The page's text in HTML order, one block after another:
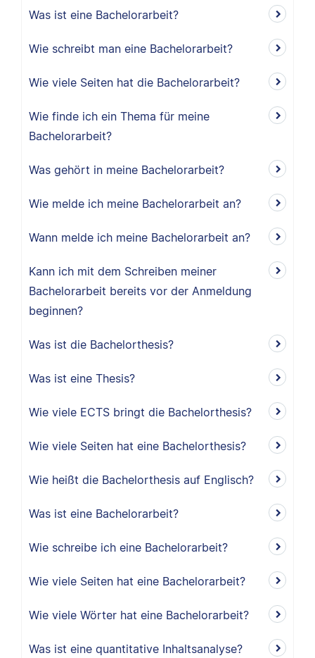
Was ist eine Bachelorarbeit?
Wie schreibt man eine Bachelorarbeit?
Wie viele Seiten hat die Bachelorarbeit?
Wie finde ich ein Thema für meine
Bachelorarbeit?
Was gehört in meine Bachelorarbeit?
Wie melde ich meine Bachelorarbeit an?
Wann melde ich meine Bachelorarbeit an?
Kann ich mit dem Schreiben meiner
Bachelorarbeit bereits vor der Anmeldung
beginnen?
Was ist die Bachelorthesis?
Was ist eine Thesis?
Wie viele ECTS bringt die Bachelorthesis?
Wie viele Seiten hat eine Bachelorthesis?
Wie heißt die Bachelorthesis auf Englisch?
Was ist eine Bachelorarbeit?
Wie schreibe ich eine Bachelorarbeit?
Wie viele Seiten hat eine Bachelorarbeit?
Wie viele Wörter hat eine Bachelorarbeit?
Was ist eine quantitative Inhaltsanalyse?